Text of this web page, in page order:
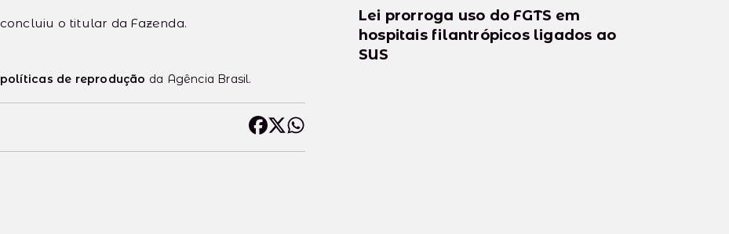
o titular da Fazenda.
políticas de reprodução da Agência Brasil.
Lei prorroga uso do FGTS em
hospitais filantrópicos ligados ao
SUS